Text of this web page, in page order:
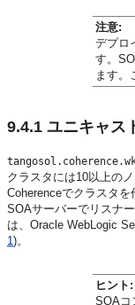
注意:
デプロ
す。
ます。
9.4.1 ユニキャス
クラスタには10以上の
Coherenceでクラスタ
SOAサーバーでリスナ
は、Oracle WebLogic
1)。
ヒント:
SOAコ